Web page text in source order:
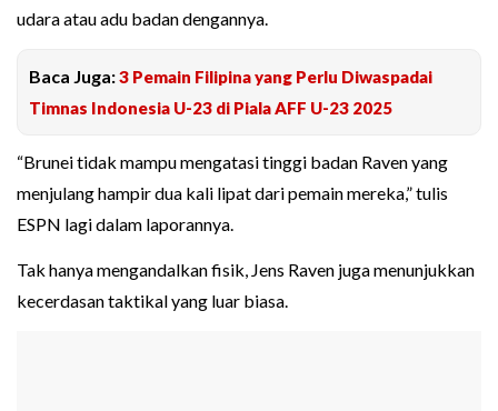
udara atau adu badan dengannya.
Baca Juga:3 Pemain Filipina yang Perlu Diwaspadai
Timnas Indonesia U-23 di Piala AFF U-23 2025
“Brunei tidak mampu mengatasi tinggi badan Raven yang
menjulang hampir dua kali lipat dari pemain mereka,” tulis
ESPN lagi dalam laporannya.
Tak hanya mengandalkan fisik, Jens Raven juga menunjukkan
kecerdasan taktikal yang luar biasa.